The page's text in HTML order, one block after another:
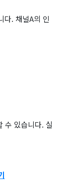
다. 채널A의 인
수 있습니다. 실